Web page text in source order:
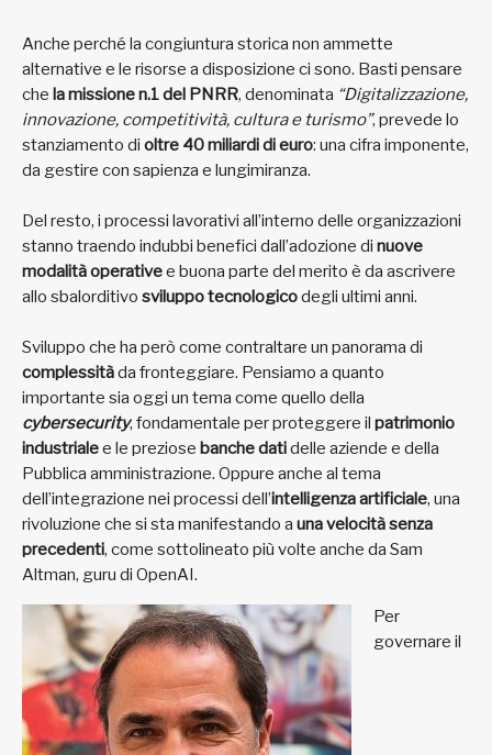
Anche perché la congiuntura storica non ammette
alternative e le risorse a disposizione ci sono. Basti pensare
che la missione n.1 del PNRR, denominata “Digitalizzazione,
innovazione, competitività, cultura e turismo”, prevede lo
stanziamento di oltre 40 miliardi di euro: una cifra imponente,
da gestire con sapienza e lungimiranza.
Del resto, i processi lavorativi all’interno delle organizzazioni
stanno traendo indubbi benefici dall’adozione di nuove
modalità operativee buona parte del merito è da ascrivere
allo sbalorditivo sviluppo tecnologicodegli ultimi anni.
Sviluppo che ha però come contraltare un panorama di
complessitàda fronteggiare. Pensiamo a quanto
importante sia oggi un tema come quello della
cybersecurity, fondamentale per proteggere il patrimonio
industrialee le preziose banche datidelle aziende e della
Pubblica amministrazione. Oppure anche al tema
dell’integrazione nei processi dell’intelligenza artificiale, una
rivoluzione che si sta manifestando a una velocità senza
precedenti, come sottolineato più volte anche da Sam
Altman, guru di OpenAI.
Per
governare il